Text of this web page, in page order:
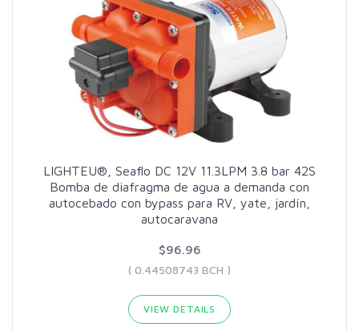
LIGHTEU®, Seaflo DC 12V 11.3LPM 3.8 bar 42S
Bomba de diafragma de agua a demanda con
autocebado con bypass para RV, yate, jardín,
autocaravana
$96.96
( 0.44508743 BCH )
VIEW DETAILS